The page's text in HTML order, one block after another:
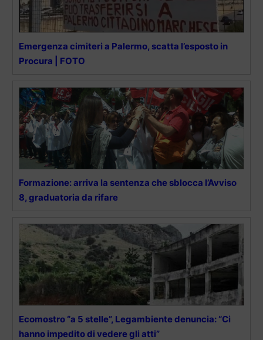
Emergenza cimiteri a Palermo, scatta l’esposto in
Procura | FOTO
Formazione: arriva la sentenza che sblocca l’Avviso
8, graduatoria da rifare
Ecomostro “a 5 stelle”, Legambiente denuncia: “Ci
hanno impedito di vedere gli atti”